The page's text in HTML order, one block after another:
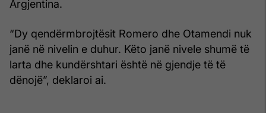
Argjentina.
“Dy qendërmbrojtësit Romero dhe Otamendi nuk
janë në nivelin e duhur. Këto janë nivele shumë të
larta dhe kundërshtari është në gjendje të të
dënojë”, deklaroi ai.